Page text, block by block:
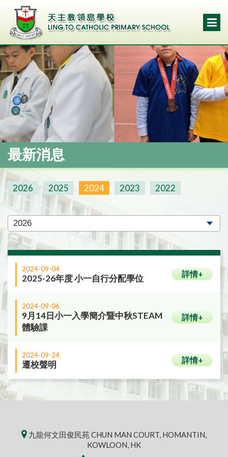
最新消息
2026 2025 2024 2023 2022
2024-09-04
2025-26年度 小一自行分配學位 詳情+
2024-09-06
9月14日小一入學簡介暨中秋STEAM
體驗課
詳情+
2024-09-24
遷校聲明 詳情+
九龍何文田俊民苑 CHUN MAN COURT, HOMANTIN,
KOWLOON, HK